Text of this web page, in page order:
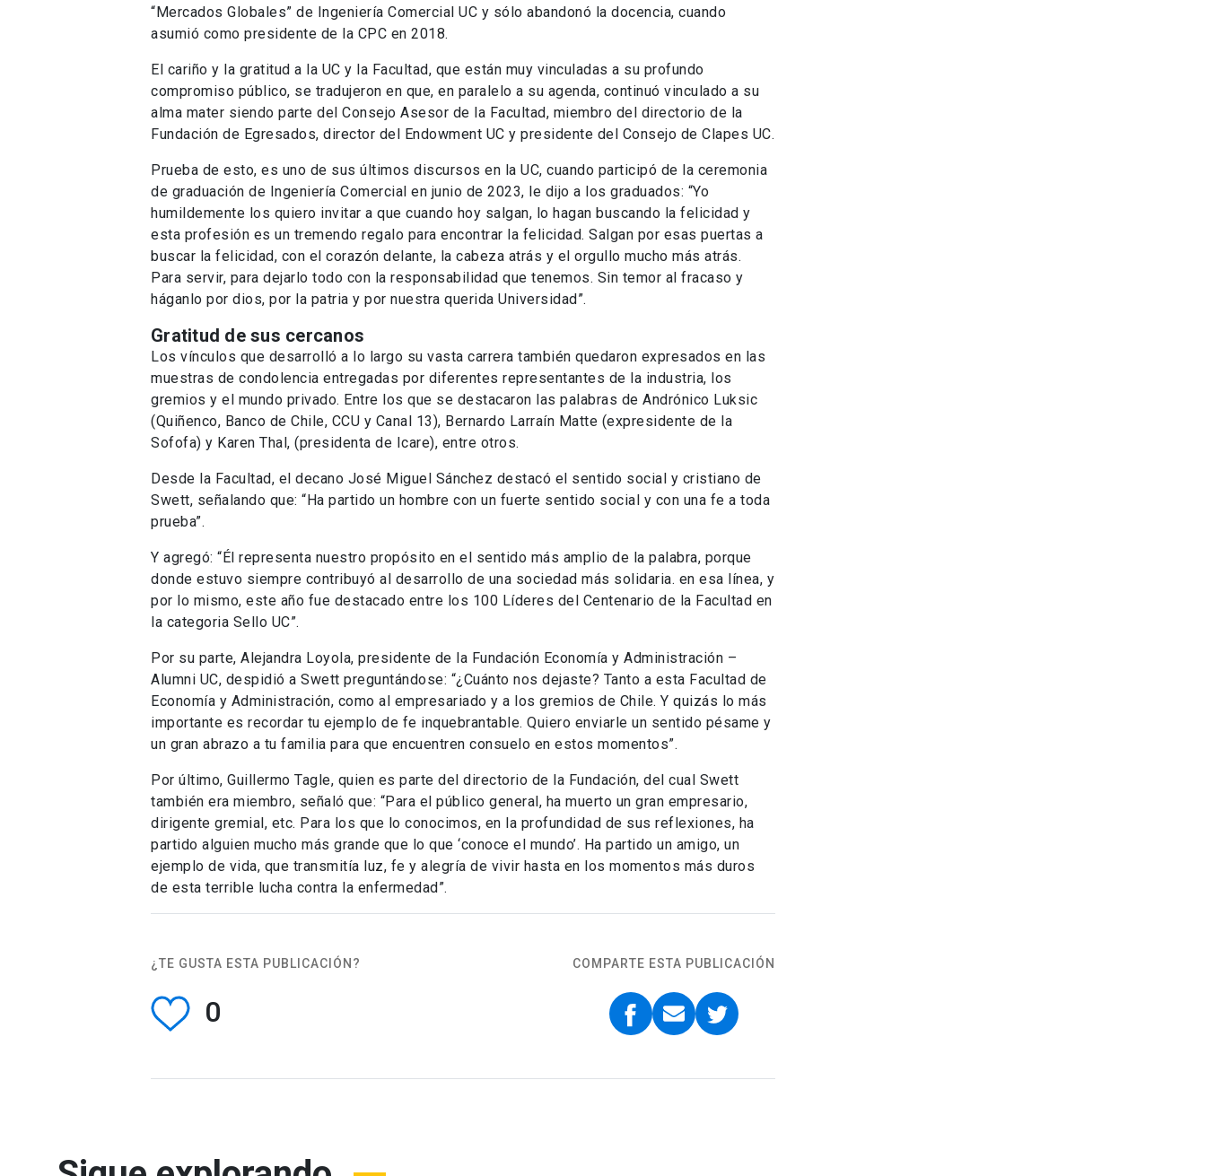
“Mercados Globales” de Ingeniería Comercial UC y sólo abandonó la docencia, cuando
asumió como presidente de la CPC en 2018.
El cariño y la gratitud a la UC y la Facultad, que están muy vinculadas a su profundo
compromiso público, se tradujeron en que, en paralelo a su agenda, continuó vinculado a su
alma mater siendo parte del Consejo Asesor de la Facultad, miembro del directorio de la
Fundación de Egresados, director del Endowment UC y presidente del Consejo de Clapes UC.
Prueba de esto, es uno de sus últimos discursos en la UC, cuando participó de la ceremonia
de graduación de Ingeniería Comercial en junio de 2023, le dijo a los graduados: “Yo
humildemente los quiero invitar a que cuando hoy salgan, lo hagan buscando la felicidad y
esta profesión es un tremendo regalo para encontrar la felicidad. Salgan por esas puertas a
buscar la felicidad, con el corazón delante, la cabeza atrás y el orgullo mucho más atrás.
Para servir, para dejarlo todo con la responsabilidad que tenemos. Sin temor al fracaso y
háganlo por dios, por la patria y por nuestra querida Universidad”.
Gratitud de sus cercanos
Los vínculos que desarrolló a lo largo su vasta carrera también quedaron expresados en las
muestras de condolencia entregadas por diferentes representantes de la industria, los
gremios y el mundo privado. Entre los que se destacaron las palabras de Andrónico Luksic
(Quiñenco, Banco de Chile, CCU y Canal 13), Bernardo Larraín Matte (expresidente de la
Sofofa) y Karen Thal, (presidenta de Icare), entre otros.
Desde la Facultad, el decano José Miguel Sánchez destacó el sentido social y cristiano de
Swett, señalando que: “Ha partido un hombre con un fuerte sentido social y con una fe a toda
prueba”.
Y agregó: “Él representa nuestro propósito en el sentido más amplio de la palabra, porque
donde estuvo siempre contribuyó al desarrollo de una sociedad más solidaria. en esa línea, y
por lo mismo, este año fue destacado entre los 100 Líderes del Centenario de la Facultad en
la categoria Sello UC”.
Por su parte, Alejandra Loyola, presidente de la Fundación Economía y Administración –
Alumni UC, despidió a Swett preguntándose: “¿Cuánto nos dejaste? Tanto a esta Facultad de
Economía y Administración, como al empresariado y a los gremios de Chile. Y quizás lo más
importante es recordar tu ejemplo de fe inquebrantable. Quiero enviarle un sentido pésame y
un gran abrazo a tu familia para que encuentren consuelo en estos momentos”.
Por último, Guillermo Tagle, quien es parte del directorio de la Fundación, del cual Swett
también era miembro, señaló que: “Para el público general, ha muerto un gran empresario,
dirigente gremial, etc. Para los que lo conocimos, en la profundidad de sus reflexiones, ha
partido alguien mucho más grande que lo que ‘conoce el mundo’. Ha partido un amigo, un
ejemplo de vida, que transmitía luz, fe y alegría de vivir hasta en los momentos más duros
de esta terrible lucha contra la enfermedad”.
¿TE GUSTA ESTA PUBLICACIÓN?
0
COMPARTE ESTA PUBLICACIÓN